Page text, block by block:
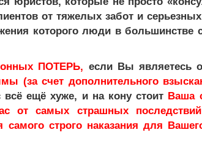
от тяжелых забот и
которого люди в большинстве
ПОТЕРЬ, если Вы являетесь
(за счет дополнительного
ещё хуже, и на кону стоит Ваша
от самых страшных
строго наказания для